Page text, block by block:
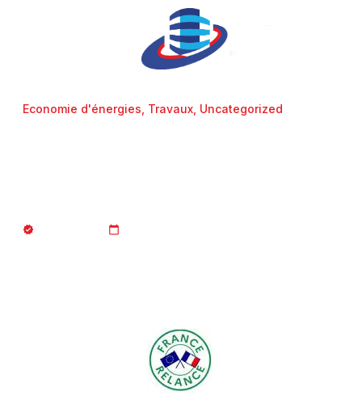
Economie d'énergies Travaux Uncategorized